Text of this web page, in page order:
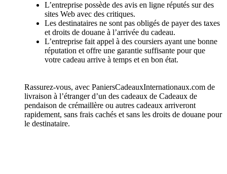
L’entreprise possède des avis en ligne réputés sur des
sites Web avec des critiques.
Les destinataires ne sont pas obligés de payer des taxes
et droits de douane à l’arrivée du cadeau.
L’entreprise fait appel à des coursiers ayant une bonne
réputation et offre une garantie suffisante pour que
votre cadeau arrive à temps et en bon état.
Rassurez-vous, avec PaniersCadeauxInternationaux.com de
livraison à l’étranger d’un des cadeaux de Cadeaux de
pendaison de crémaillère ou autres cadeaux arriveront
rapidement, sans frais cachés et sans les droits de douane pour
le destinataire.